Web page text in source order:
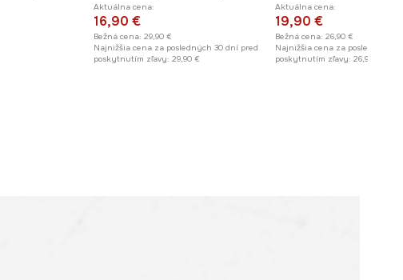
Aktuálna cena:
16,90 €
Bežná cena: 29,90 €
Najnižšia cena za posledných 30 dní pred
poskytnutím zľavy: 29,90 €
Aktuálna cena:
19,90 €
Bežná cena: 26,90 €
Najnižšia cena za posledných
poskytnutím zľavy: 26,90 €